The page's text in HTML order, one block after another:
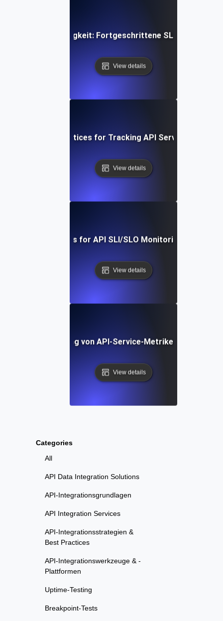
Categories
All
API Data Integration Solutions
API-Integrationsgrundlagen
API Integration Services
API-Integrationsstrategien &
Best Practices
API-Integrationswerkzeuge & -
Plattformen
Uptime-Testing
Breakpoint-Tests
der API-Zuverlässigkeit: Fortgeschrittene SLI/SLO-
View details
Proven Best Practices for Tracking API Service-Level
View details
Real-Time Tools for API SLI/SLO Monitoring: A Deep
View details
Implementierung von API-Service-Metriken: Vom
View details